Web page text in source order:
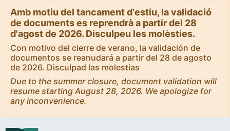
Amb motiu del tancament d'estiu, la validació
de documents es reprendrà a partir del 28
d'agost de 2026. Disculpeu les molèsties.
Con motivo del cierre de verano, la validación de
documentos se reanudará a partir del 28 de agosto
de 2026. Disculpad las molestias
Due to the summer closure, document validation will
resume starting August 28, 2026. We apologize for
any inconvenience.